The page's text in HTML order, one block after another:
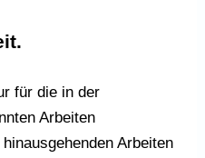
für die in der
Arbeiten
Arbeiten